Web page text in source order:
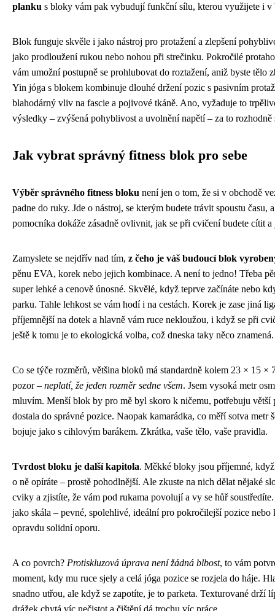
planku s bloky vám pak vybudují funkční sílu, kterou využijete i v
Blok funguje skvěle i jako nástroj pro protažení a zlepšení
jako prodloužení rukou nebo nohou při strečinku. Pokročilé
vám umožní postupně se prohlubovat do roztažení, aniž byste tělo
Yin jóga s blokem kombinuje dlouhé držení pozic s pasivním
blahodárný vliv na fascie a pojivové tkáně. Ano, vyžaduje to
výsledky – zvýšená pohyblivost a uvolnění napětí – za to rozhodně
Jak vybrat správný fitness blok pro sebe
Výběr správného fitness bloku není jen o tom, že si v obchodě
padne do ruky. Jde o nástroj, se kterým budete trávit spoustu času,
pomocníka dokáže zásadně ovlivnit, jak se při cvičení budete cítit
Zamyslete se nejdřív nad tím, z čeho je váš budoucí blok
pěnu EVA, korek nebo jejich kombinace. A není to jedno! Třeba
super lehké a cenově únosné. Skvělé, když teprve začínáte nebo
parku. Tahle lehkost se vám hodí i na cestách. Korek je zase jiná
příjemnější na dotek a hlavně vám ruce nekloužou, i když se při
ještě k tomu je to ekologická volba, což dneska taky něco znamená.
Co se týče rozměrů, většina bloků má standardně kolem 23 × 15 ×
pozor – neplatí, že jeden rozměr sedne všem. Jsem vysoká metr
mluvím. Menší blok by pro mě byl skoro k ničemu, potřebuju větší
dostala do správné pozice. Naopak kamarádka, co měří sotva metr
bojuje jako s cihlovým barákem. Zkrátka, vaše tělo, vaše pravidla.
Tvrdost bloku je další kapitola. Měkké bloky jsou příjemné,
o ně opíráte – prostě pohodlnější. Ale zkuste na nich dělat nějaké
cviky a zjistíte, že vám pod rukama povolují a vy se hůř
jako skála – pevné, spolehlivé, ideální pro pokročilejší pozice nebo
opravdu solidní oporu.
A co povrch? Protiskluzová úprava není žádná blbost, to vám
moment, kdy mu ruce sjely a celá jóga pozice se rozjela do háje.
snadno utřou, ale když se zapotíte, je to parketa. Texturované drží